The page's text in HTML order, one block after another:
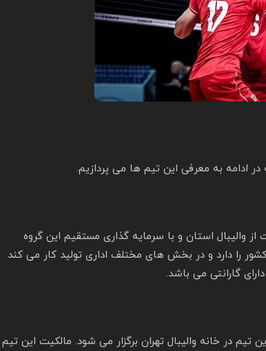
والیبال استان و با سرمایه گذاری مستقیم این گروه
شرکت سابقه ۱۷ سال تجربه در کشور را دارد و در بخش های مختلف اداری تولید کار می کند
گارانتی می باشد.
شد و بازی ‌های این تیم در خانه والیبال تهران برگزار می‌ شود. مالکیت این تیم